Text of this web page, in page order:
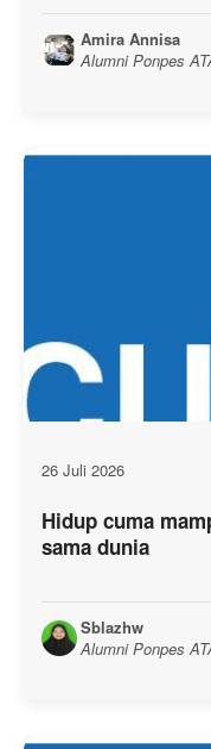
Amira Annisa
Alumni Ponpes
26 Juli 2026
Hidup cuma
sama dunia
Sblazhw
Alumni Ponpes